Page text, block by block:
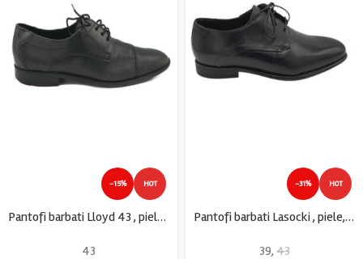
-15% HOT
Pantofi barbati Lloyd 43 , piele , negru
43
-31% HOT
Pantofi barbati Lasocki , piele, negru
39, 43